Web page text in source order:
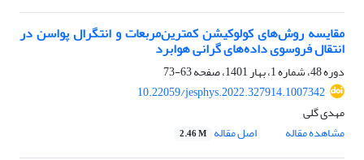
مقایسه روش‌های کولوکیشن کمترین‌مربعات و انتگرال پواسن در
انتقال فروسوی داده‌‌های گرانی هوابرد
دوره 48، شماره 1، بهار 1401، صفحه
63-73
10.22059/jesphys.2022.327914.1007342
مهدی گلی
مشاهده مقاله
اصل مقاله 2.46 M